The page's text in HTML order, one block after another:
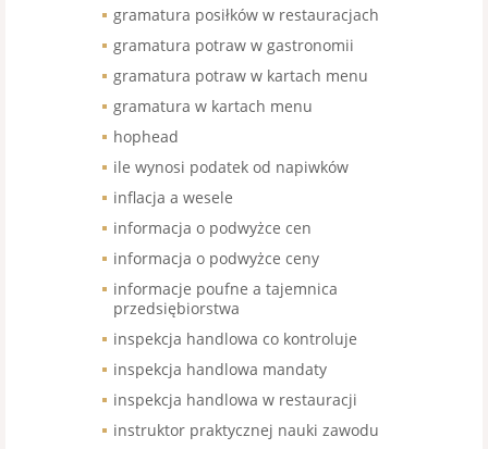
gramatura posiłków w restauracjach
gramatura potraw w gastronomii
gramatura potraw w kartach menu
gramatura w kartach menu
hophead
ile wynosi podatek od napiwków
inflacja a wesele
informacja o podwyżce cen
informacja o podwyżce ceny
informacje poufne a tajemnica
przedsiębiorstwa
inspekcja handlowa co kontroluje
inspekcja handlowa mandaty
inspekcja handlowa w restauracji
instruktor praktycznej nauki zawodu